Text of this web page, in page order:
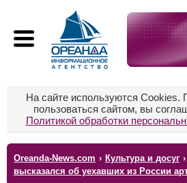
На сайте используются Cookies.
пользоваться сайтом, вы
Политикой обработки
Oreanda-News.com › Культура и досуг ›
высказался об уехавших из России